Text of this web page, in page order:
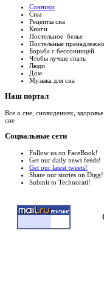
Сонники
Сны
Рецепты сна
Книги
Постельное белье
Постельные
Борьба с бессонницей
Чтобы лучше спать
Люди
Дом
Музыка для сна
Наш портал
Все о сне, сновидениях,
сне
Социальные сети
Follow us on FaceBook!
Get our daily news feeds!
Get our latest tweets!
Share our stories on Digg!
Submit to Technorati!